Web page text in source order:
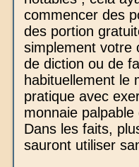
commencer des
des portion
simplement votre
de diction ou de
habituellement le
pratique avec
monnaie
Dans les faits,
sauront utiliser